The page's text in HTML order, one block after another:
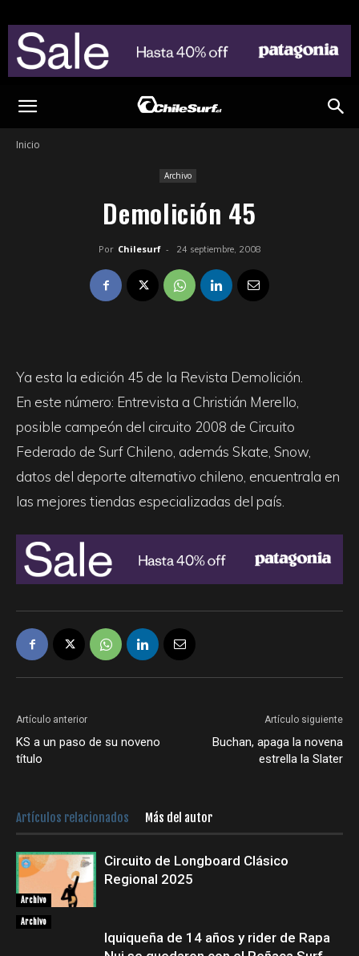
Inicio
Archivo
Demolición 45
Por Chilesurf - 24 septiembre, 2008
Ya esta la edición 45 de la Revista Demolición.
En este número: Entrevista a Christián Merello,
posible campeón del circuito 2008 de Circuito
Federado de Surf Chileno, además Skate, Snow,
datos del deporte alternativo chileno, encuentrala en
las mejores tiendas especializadas del país.
Artículo anterior
KS a un paso de su noveno
título
Artículo siguiente
Buchan, apaga la novena
estrella la Slater
Artículos relacionados Más del autor
Archivo
Circuito de Longboard Clásico
Regional 2025
Archivo
Iquiqueña de 14 años y rider de Rapa